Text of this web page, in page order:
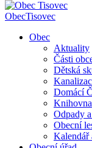
ObecTisovec
Obec
Aktuality
Části
Dětská
Domácí
Knihovna
Odpady
Obecní
Kalendář